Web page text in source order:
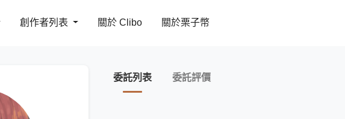
創作者列表 關於 Clibo 關於栗子幣
委託列表 委託評價